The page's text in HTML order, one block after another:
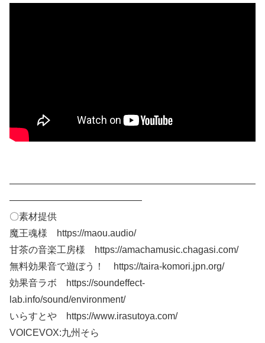
——————————————————————————
——————————————
〇素材提供
魔王魂様 https://maou.audio/
甘茶の音楽工房様 https://amachamusic.chagasi.com/
無料効果音で遊ぼう！ https://taira-komori.jpn.org/
効果音ラボ https://soundeffect-
lab.info/sound/environment/
いらすとや https://www.irasutoya.com/
VOICEVOX:九州そら